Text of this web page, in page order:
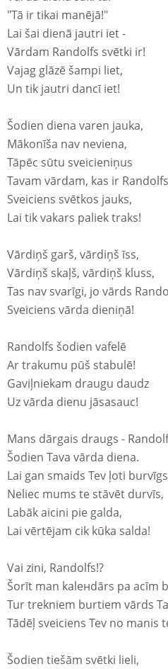
"Tā ir tikai manējā!"
Lai šai dienā jautri iet -
Vārdam Randolfs svētki ir!
Vajag glāzē šampi liet,
Un tik jautri dancī iet!
Šodien diena varen jauka,
Mākonīša nav neviena,
Tāpēc sūtu sveicieniņus
Tavam vārdam, kas ir
Sveiciens svētkos jauks,
Lai tik vakars paliek traks!
Vārdiņš garš, vārdiņš īss,
Vārdiņš skaļš, vārdiņš kluss,
Tas nav svarīgi, jo vārds
Sveiciens vārda dieniņā!
Randolfs šodien vafelē
Ar trakumu pūš stabulē!
Gaviļniekam draugu daudz
Uz vārda dienu jāsasauc!
Mans dārgais draugs -
Šodien Tava vārda diena.
Lai gan smaids Tev ļoti
Neliec mums te stāvēt durvīs,
Labāk aicini pie galda,
Lai vērtējam cik kūka salda!
Vai zini, Randolfs!?
Šorīt man kaleнdārs pa acīm
Tur trekniem burtiem vārds
Tādēļ sveiciens Tev no manis
Šodien tiešām svētki lieli,